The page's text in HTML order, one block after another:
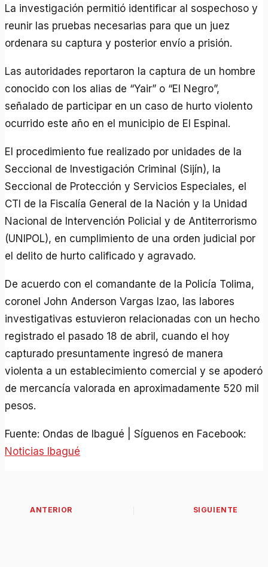
La investigación permitió identificar al sospechoso y
reunir las pruebas necesarias para que un juez
ordenara su captura y posterior envío a prisión.
Las autoridades reportaron la captura de un hombre
conocido con los alias de “Yair” o “El Negro”,
señalado de participar en un caso de hurto violento
ocurrido este año en el municipio de El Espinal.
El procedimiento fue realizado por unidades de la
Seccional de Investigación Criminal (Sijín), la
Seccional de Protección y Servicios Especiales, el
CTI de la Fiscalía General de la Nación y la Unidad
Nacional de Intervención Policial y de Antiterrorismo
(UNIPOL), en cumplimiento de una orden judicial por
el delito de hurto calificado y agravado.
De acuerdo con el comandante de la Policía Tolima,
coronel John Anderson Vargas Izao, las labores
investigativas estuvieron relacionadas con un hecho
registrado el pasado 18 de abril, cuando el hoy
capturado presuntamente ingresó de manera
violenta a un establecimiento comercial y se apoderó
de mercancía valorada en aproximadamente 520 mil
pesos.
Fuente: Ondas de Ibagué | Síguenos en Facebook:
Noticias Ibagué